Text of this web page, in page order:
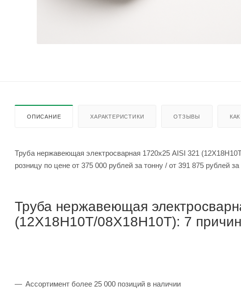
ОПИСАНИЕ ХАРАКТЕРИСТИКИ ОТЗЫВЫ
Труба нержавеющая электросварная 1720х25 AISI 321
розницу по цене от 375 000 рублей за тонну /
Труба нержавеющая
(12Х18Н10Т/08Х18Н10Т): 7 причин
Ассортимент более 25 000 позиций в наличии